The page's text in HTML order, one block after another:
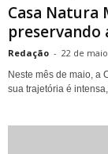
Casa Natura
preservando
Redação - 22 de
Neste mês de maio, a
sua trajetória é